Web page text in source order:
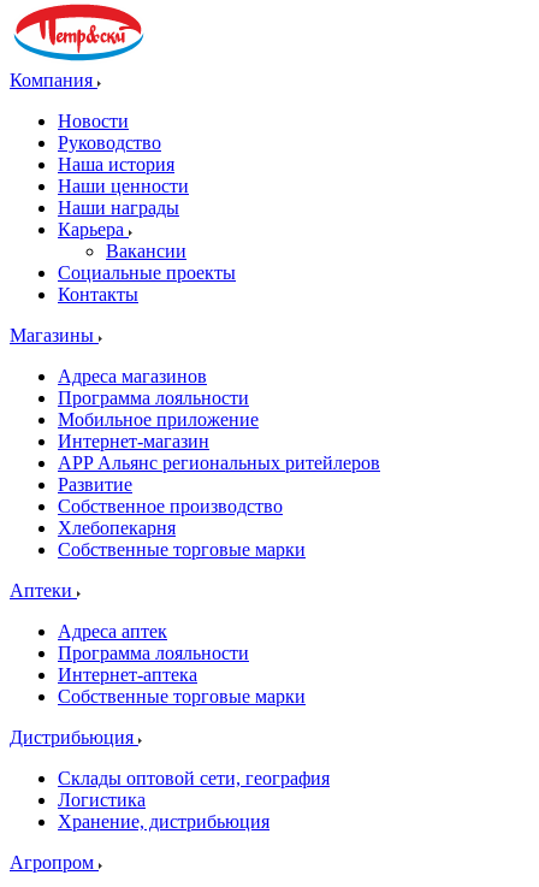
Компания
Новости
Руководство
Наша история
Наши ценности
Наши награды
Карьера
Вакансии
Социальные проекты
Контакты
Магазины
Адреса магазинов
Программа лояльности
Мобильное приложение
Интернет-магазин
APP Альянс региональных ритейлеров
Развитие
Собственное производство
Хлебопекарня
Собственные торговые марки
Аптеки
Адреса аптек
Программа лояльности
Интернет-аптека
Собственные торговые марки
Дистрибьюция
Склады оптовой сети, география
Логистика
Хранение, дистрибьюция
Агропром